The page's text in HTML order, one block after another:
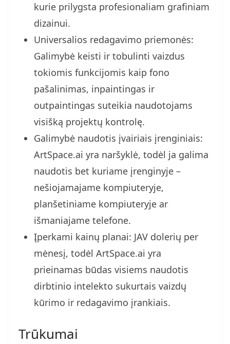
kurie prilygsta profesionaliam grafiniam
dizainui.
Universalios redagavimo priemonės:
Galimybė keisti ir tobulinti vaizdus
tokiomis funkcijomis kaip fono
pašalinimas, inpaintingas ir
outpaintingas suteikia naudotojams
visišką projektų kontrolę.
Galimybė naudotis įvairiais įrenginiais:
ArtSpace.ai yra naršyklė, todėl ja galima
naudotis bet kuriame įrenginyje –
nešiojamajame kompiuteryje,
planšetiniame kompiuteryje ar
išmaniajame telefone.
Įperkami kainų planai: JAV dolerių per
mėnesį, todėl ArtSpace.ai yra
prieinamas būdas visiems naudotis
dirbtinio intelekto sukurtais vaizdų
kūrimo ir redagavimo įrankiais.
Trūkumai